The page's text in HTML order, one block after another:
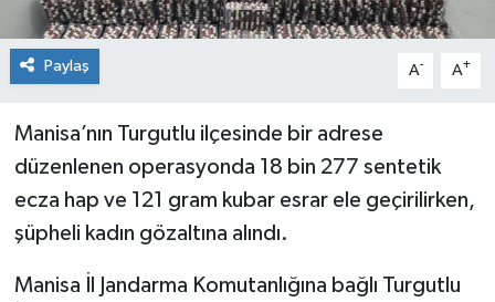
Paylaş A- A+
Manisa’nın Turgutlu ilçesinde bir adrese
düzenlenen operasyonda 18 bin 277 sentetik
ecza hap ve 121 gram kubar esrar ele geçirilirken,
şüpheli kadın gözaltına alındı.
Manisa İl Jandarma Komutanlığına bağlı Turgutlu